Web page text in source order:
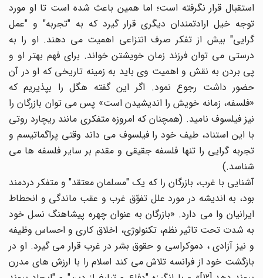
استقبال قرار نگرفته است؛ اما همین باعث شده است تا او مورد
توجه خیل ارادتمندان دیگری قرار گیرد که به "تجربه" و "عمل
گرایی" بیش از تفکر صرف انتزاعی اهمیت می دهند. او را به
درستی می توان فرزند زمان خویشتن خواند. برای فهم بهتر او و
پی بردن به نقش و اهمیت وی باید به زمینه تاریخی که او در آن
حضور داشت رجوع نمود. اگر این گفته هگل را بپذیریم که
«فلسفه، زمانه خویش را اندیشیدن است» پس می توان بازرگان را
نیز فیلسوف نامید. (همچنان که امروزه متفکری مانند ریچارد روتی
با این استناد، طیف خود را فیلسوف می داند وقتی پراگماتیسم و
تجربه گرایی را تنها فلسفه جقیقی و مقدم بر سایر فلسفه ها می
شناسد.)
آشنایی با غرب، بازرگان را که یک "مسلمان معتقد" و متفکر دردمند
بود، به اندیشه در مورد علل تفوّق غرب و عقب ماندگی و انحطاط
ایرانیان وا می دارد. «بازرگان به عنوان چهره پیشاهنگ نسل خود
به شدت تحت تاثیر نظم، تکنولوژی، اخلاق کاری و احساس وظیفه
و نیز آزادی ، دموکراسی و حقوق بشر در غرب قرار می گیرد. او در
بازگشت خود از فرانسه تلاش می کند اسلام را با ارزش های مدرن